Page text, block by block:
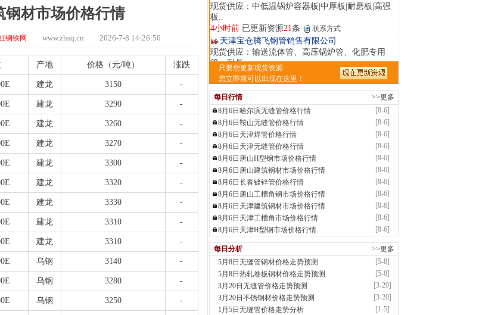
钢材市场价格行情
钢铁网 www.zhsq.cn 2026-7-8 14:26:50
产地 价格（元/吨） 涨跌
建龙 3150 -
建龙 3290 -
建龙 3260 -
建龙 3270 -
建龙 3300 -
建龙 3320 -
建龙 3330 -
建龙 3310 -
建龙 3310 -
乌钢 3140 -
乌钢 3280 -
乌钢 3250 -
现货供应：中低温锅炉容器板|中厚板|耐磨板|高强
板..
4小时前已更新资源21条 联系方式
天津宝仓腾飞钢管销售有限公司
现货供应：输送流体管、高压锅炉管、化肥专用
管、耐低..
5小时前已更新资源875条 联系方式
河南敬冶重工有限公司
现货供应：锅炉容器板Q245R Q345R|国标国..
5小时前已更新资源302条
天津市辰建商贸有限公司
现货供应：不锈方管| 热扩无缝管| 方矩管
6小时前 已更新资源1280条
安阳市润兴商贸有限公司
现货供应：低合金板|高强度板|Z向板|
6小时前已更新资源254条
沈阳嘉之诺贸易有限公司
现货供应：镀锌卷/板、首钢酸洗板、冷轧板、高强
钢板
7小时前 已更新资源15条 联系方式
现货供应：德国蒂森克虏伯耐磨板|容器板|低温\美
标..
7小时前已更新资源1369条 联系方式
沈阳金锴盛商贸有限公司
现货供应：主营：建筑材料、螺纹钢、盘螺、盘圆
7小时前已更新资源12条
只要您更新现货资源
您立即就可以出现在这里！
每日行情
>>更多
8月6日哈尔滨无缝管价格行情
[8-6]
8月6日鞍山无缝管价格行情
[8-6]
8月6日天津焊管价格行情
[8-6]
8月6日天津无缝管价格行情
[8-6]
8月6日唐山H型钢市场价格行情
[8-6]
8月6日唐山建筑钢材市场价格行情
[8-6]
8月6日长春镀锌管价格行情
[8-6]
8月6日唐山工槽角钢市场价格行情
[8-6]
8月6日天津建筑钢材市场价格行情
[8-6]
8月6日天津工槽角市场价格行情
[8-6]
8月6日天津H型钢市场价格行情
[8-6]
每日分析
>>更多
5月8日无缝管钢材价格走势预测
[5-8]
5月8日热轧卷板钢材价格走势预测
[5-8]
3月20日无缝管价格走势预测
[3-20]
3月20日不锈钢材价格走势预测
[3-20]
1月5日无缝管价格走势分析
[1-5]